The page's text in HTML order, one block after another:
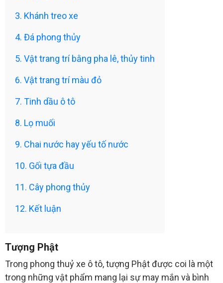
3. Khánh treo xe
4. Đá phong thủy
5. Vật trang trí bằng pha lê, thủy tinh
6. Vật trang trí màu đỏ
7. Tinh dầu ô tô
8. Lọ muối
9. Chai nước hay yếu tố nước
10. Gối tựa đầu
11. Cây phong thủy
12. Kết luận
Tượng Phật
Trong phong thuỷ xe ô tô, tượng Phật được coi là một
trong những vật phẩm mang lại sự may mắn và bình